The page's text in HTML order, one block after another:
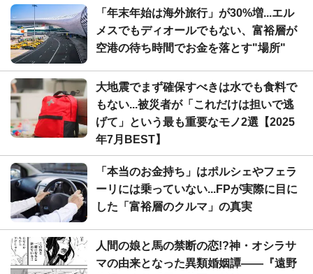
「年末年始は海外旅行」が30%増...エル
メスでもディオールでもない、富裕層が
空港の待ち時間でお金を落とす"場所"
大地震でまず確保すべきは水でも食料で
もない...被災者が「これだけは担いで逃
げて」という最も重要なモノ2選【2025
年7月BEST】
「本当のお金持ち」はポルシェやフェラ
ーリには乗っていない...FPが実際に目に
した「富裕層のクルマ」の真実
人間の娘と馬の禁断の恋!?神・オシラサ
マの由来となった異類婚姻譚――『遠野